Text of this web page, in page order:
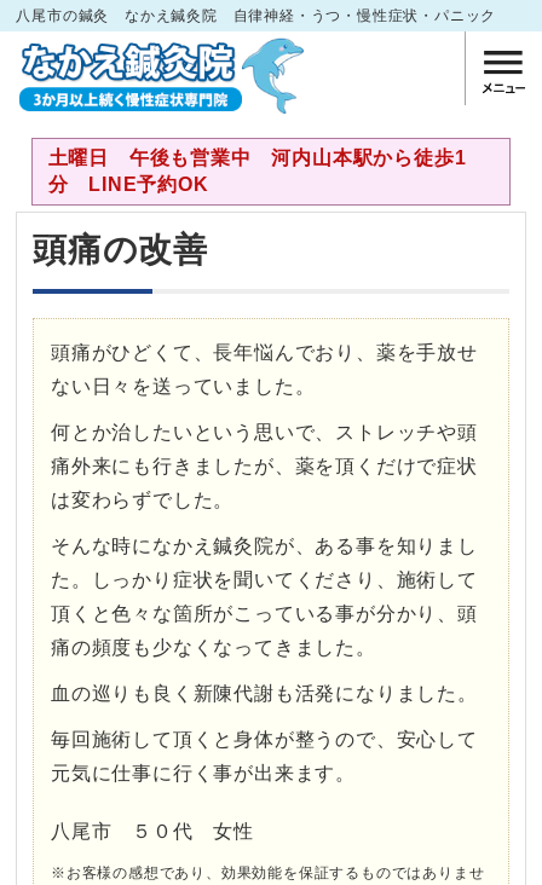
八尾市の鍼灸 なかえ鍼灸院 自律神経・うつ・慢性症状・パニック
土曜日 午後も営業中 河内山本駅から徒歩1
分 LINE予約OK
頭痛の改善
頭痛がひどくて、長年悩んでおり、薬を手放せ
ない日々を送っていました。
何とか治したいという思いで、ストレッチや頭
痛外来にも行きましたが、薬を頂くだけで症状
は変わらずでした。
そんな時になかえ鍼灸院が、ある事を知りまし
た。しっかり症状を聞いてくださり、施術して
頂くと色々な箇所がこっている事が分かり、頭
痛の頻度も少なくなってきました。
血の巡りも良く新陳代謝も活発になりました。
毎回施術して頂くと身体が整うので、安心して
元気に仕事に行く事が出来ます。
八尾市 ５０代 女性
※お客様の感想であり、効果効能を保証するものではありませ